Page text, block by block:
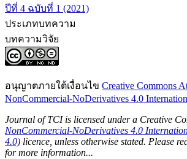
ปีที่ 4 ฉบับที่ 1 (2021)
ประเภทบทความ
บทความวิจัย
อนุญาตภายใต้เงื่อนไข Creative Commons
NonCommercial-NoDerivatives 4.0
Journal of TCI is licensed under a Creative
NonCommercial-NoDerivatives 4.0
4.0) licence, unless otherwise stated. Please
for more information...